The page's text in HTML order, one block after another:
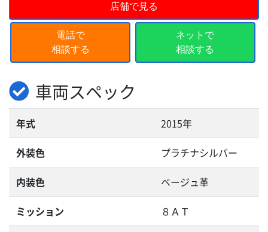
店舗で見る
電話で
相談する
ネットで
相談する
車両スペック
年式 2015年
外装色 プラチナシルバー
内装色 ベージュ革
ミッション ８ＡＴ